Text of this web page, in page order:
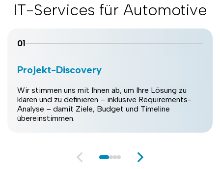
IT-Services für Automotive
01
Projekt-Discovery
Wir stimmen uns mit Ihnen ab, um Ihre Lösung zu
klären und zu definieren – inklusive Requirements-
Analyse – damit Ziele, Budget und Timeline
übereinstimmen.